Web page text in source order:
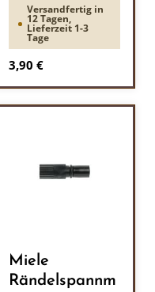
Versandfertig in
12 Tagen,
Lieferzeit 1-3
Tage
Regulärer Preis:
3,90 €
Miele
Rändelspannm